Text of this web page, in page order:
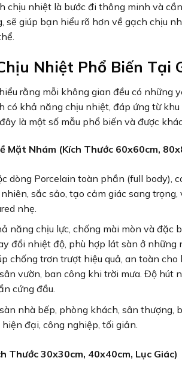
chịu nhiệt là bước đi thông minh và
sẽ giúp bạn hiểu rõ hơn về gạch chịu
Nhiệt Phổ Biến Tại
rằng mỗi không gian đều có những
có khả năng chịu nhiệt, đáp ứng từ
là một số mẫu phổ biến và được
Mặt Nhám (Kích Thước 60x60cm,
dòng Porcelain toàn phần (full body),
sắc sảo, tạo cảm giác sang
nhẹ.
năng chịu lực, chống mài mòn và đặc
đổi nhiệt độ, phù hợp lát sàn ở
chống trơn trượt hiệu quả, an toàn
vườn, ban công khi trời mưa. Độ hút
cứng đầu.
nhà bếp, phòng khách, sân thượng,
đại, công nghiệp, tối giản.
Thước 30x30cm, 40x40cm, Lục Giác)